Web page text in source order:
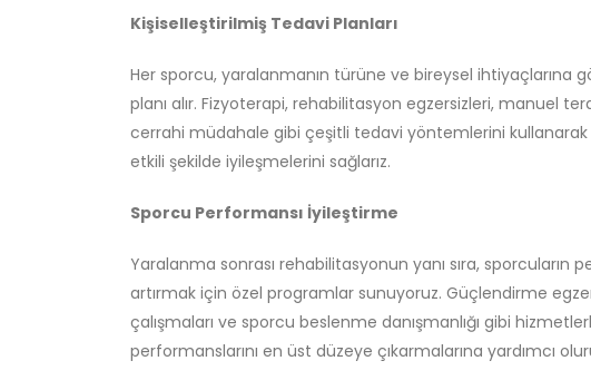
Kişiselleştirilmiş Tedavi Planları
Her sporcu, yaralanmanın türüne ve bireysel ihtiyaçlarına
planı alır. Fizyoterapi, rehabilitasyon egzersizleri, manuel
cerrahi müdahale gibi çeşitli tedavi yöntemlerini kullanarak
etkili şekilde iyileşmelerini sağlarız.
Sporcu Performansı İyileştirme
Yaralanma sonrası rehabilitasyonun yanı sıra, sporcuların
artırmak için özel programlar sunuyoruz. Güçlendirme
çalışmaları ve sporcu beslenme danışmanlığı gibi
performanslarını en üst düzeye çıkarmalarına yardımcı